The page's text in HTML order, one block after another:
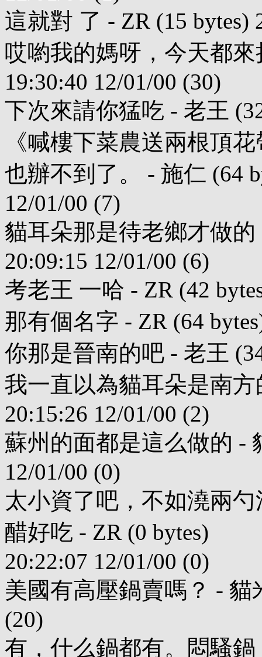
這就對 了 - ZR (15 bytes)
哎喲我的媽呀，今天都來
19:30:40 12/01/00 (30)
下次來請你猛吃 - 老王
《喊樓下菜農送兩根頂
也辦不到了。 - 施仁 (64
12/01/00 (7)
貓耳朵那是待老鄉才做的
20:09:15 12/01/00 (6)
考老王 一哈 - ZR (42
那有個名字 - ZR (64
你那是晉南的吧 - 老王
我一直以為貓耳朵是南方
20:15:26 12/01/00 (2)
蘇州的面都是這么做的 -
12/01/00 (0)
太小資了吧，不如澆兩
醋好吃 - ZR (0 bytes)
20:22:07 12/01/00 (0)
美國有高壓鍋賣嗎？ - 貓
(20)
有，什么鍋都有。悶騷